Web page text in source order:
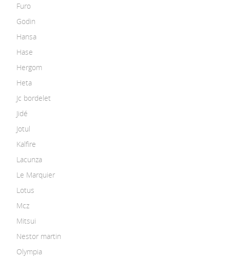
Furo
Godin
Hansa
Hase
Hergom
Heta
Jc bordelet
Jidé
Jotul
Kalfire
Lacunza
Le Marquier
Lotus
Mcz
Mitsui
Nestor martin
Olympia